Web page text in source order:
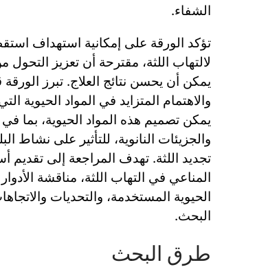
الشفاء.
تؤكد الورقة على إمكانية استهداف
يمكن أن يحسن نتائج العلاج. تبرز الورقة
والاهتمام المتزايد في المواد الحيوية
يمكن تصميم هذه المواد الحيوية، بما
والجزيئات النانوية، للتأثير على نشاط
تجديد اللثة. تهدف المراجعة إلى تقديم
المناعي في التهاب اللثة، مناقشة الأدوار
الحيوية المستخدمة، والتحديات
البحث.
طرق البحث